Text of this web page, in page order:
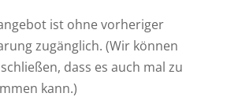
ist ohne vorheriger
zugänglich. (Wir können
dass es auch mal zu
kann.)